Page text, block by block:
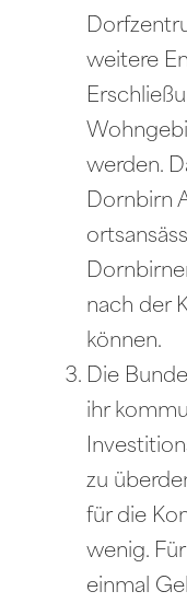
weitere
werden.
Dornbirn
nach der
können.
Die
ihr
zu
für die
wenig.
einmal